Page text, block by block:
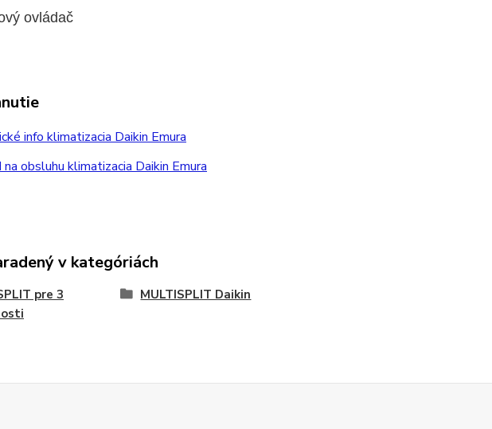
ovládač
info klimatizacia Daikin Emura
na obsluhu klimatizacia Daikin Emura
v kategóriách
pre 3
MULTISPLIT Daikin